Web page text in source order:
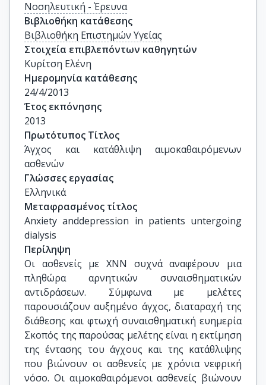
Νοσηλευτική - Έρευνα
Βιβλιοθήκη κατάθεσης
Βιβλιοθήκη Επιστημών Υγείας
Στοιχεία επιβλεπόντων καθηγητών
Κυρίτση Ελένη
Ημερομηνία κατάθεσης
24/4/2013
Έτος εκπόνησης
2013
Πρωτότυπος Τίτλος
Άγχος και κατάθλιψη αιμοκαθαιρόμενων
ασθενών
Γλώσσες εργασίας
Ελληνικά
Μεταφρασμένος τίτλος
Anxiety anddepression in patients untergoing
dialysis
Περίληψη
Οι ασθενείς με ΧΝΝ συχνά αναφέρουν μια
πληθώρα αρνητικών συναισθηματικών
αντιδράσεων. Σύμφωνα με μελέτες
παρουσιάζουν αυξημένο άγχος, διαταραχή της
διάθεσης και φτωχή συναισθηματική ευημερία
Σκοπός της παρούσας μελέτης είναι η εκτίμηση
της έντασης του άγχους και της κατάθλιψης
που βιώνουν οι ασθενείς με χρόνια νεφρική
νόσο. Οι αιμοκαθαιρόμενοι ασθενείς βιώνουν